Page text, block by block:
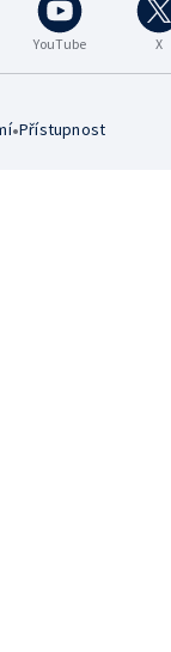
YouTube X
•Přístupnost